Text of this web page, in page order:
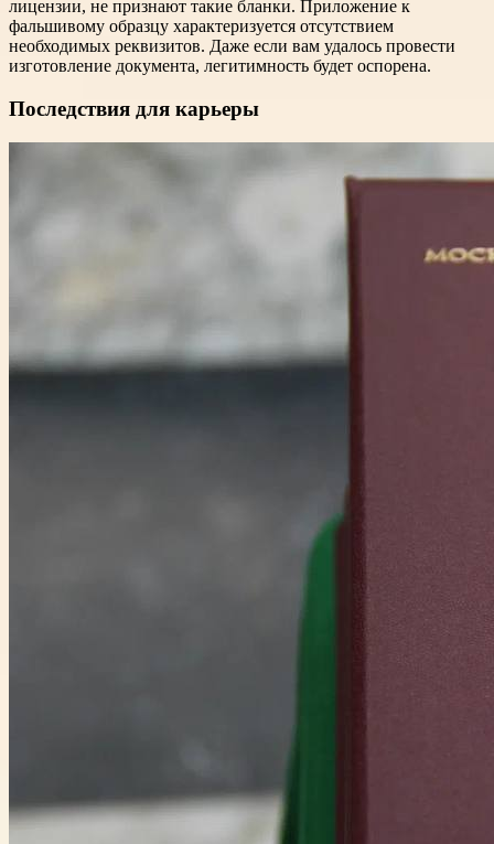
лицензии, не признают такие бланки. Приложение к
фальшивому образцу характеризуется отсутствием
необходимых реквизитов. Даже если вам удалось провести
изготовление документа, легитимность будет оспорена.
Последствия для карьеры